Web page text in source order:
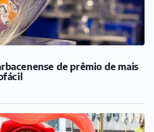
de prêmio de mais